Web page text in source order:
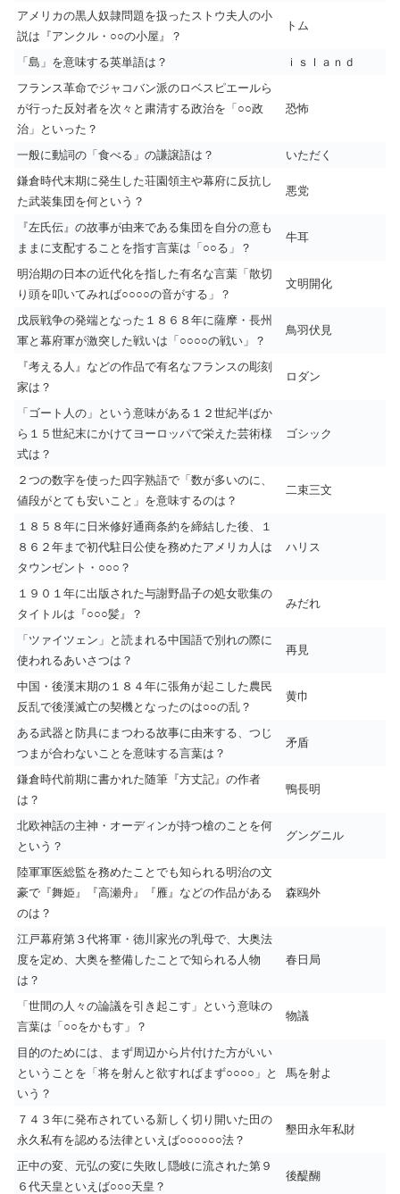
アメリカの黒人奴隷問題を扱ったストウ夫人の小
説は『アンクル・○○の小屋』？
トム
「島」を意味する英単語は？
ｉｓｌａｎｄ
フランス革命でジャコバン派のロベスピエールら
が行った反対者を次々と粛清する政治を「○○政
治」といった？
恐怖
一般に動詞の「食べる」の謙譲語は？
いただく
鎌倉時代末期に発生した荘園領主や幕府に反抗し
た武装集団を何という？
悪党
『左氏伝』の故事が由来である集団を自分の意も
ままに支配することを指す言葉は「○○る」？
牛耳
明治期の日本の近代化を指した有名な言葉「散切
り頭を叩いてみれば○○○○の音がする」？
文明開化
戊辰戦争の発端となった１８６８年に薩摩・長州
軍と幕府軍が激突した戦いは「○○○○の戦い」？
鳥羽伏見
『考える人』などの作品で有名なフランスの彫刻
家は？
ロダン
「ゴート人の」という意味がある１２世紀半ばか
ら１５世紀末にかけてヨーロッパで栄えた芸術様
式は？
ゴシック
２つの数字を使った四字熟語で「数が多いのに、
値段がとても安いこと」を意味するのは？
二束三文
１８５８年に日米修好通商条約を締結した後、１
８６２年まで初代駐日公使を務めたアメリカ人は
タウンゼント・○○○？
ハリス
１９０１年に出版された与謝野晶子の処女歌集の
タイトルは『○○○髪』？
みだれ
「ツァイツェン」と読まれる中国語で別れの際に
使われるあいさつは？
再見
中国・後漢末期の１８４年に張角が起こした農民
反乱で後漢滅亡の契機となったのは○○の乱？
黄巾
ある武器と防具にまつわる故事に由来する、つじ
つまが合わないことを意味する言葉は？
矛盾
鎌倉時代前期に書かれた随筆『方丈記』の作者
は？
鴨長明
北欧神話の主神・オーディンが持つ槍のことを何
という？
グングニル
陸軍軍医総監を務めたことでも知られる明治の文
豪で『舞姫』『高瀬舟』『雁』などの作品がある
のは？
森鴎外
江戸幕府第３代将軍・徳川家光の乳母で、大奥法
度を定め、大奥を整備したことで知られる人物
は？
春日局
「世間の人々の論議を引き起こす」という意味の
言葉は「○○をかもす」？
物議
目的のためには、まず周辺から片付けた方がいい
ということを「将を射んと欲すればまず○○○○」と
いう？
馬を射よ
７４３年に発布されている新しく切り開いた田の
永久私有を認める法律といえば○○○○○○法？
墾田永年私財
正中の変、元弘の変に失敗し隠岐に流された第９
６代天皇といえば○○○天皇？
後醍醐